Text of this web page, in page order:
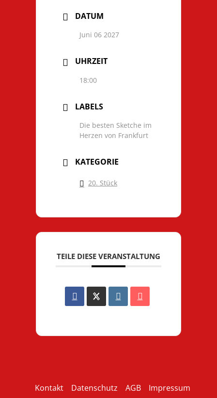
DATUM
Juni 06 2027
UHRZEIT
18:00
LABELS
Die besten Sketche im
Herzen von Frankfurt
KATEGORIE
20. Stück
TEILE DIESE VERANSTALTUNG
Kontakt Datenschutz AGB Impressum